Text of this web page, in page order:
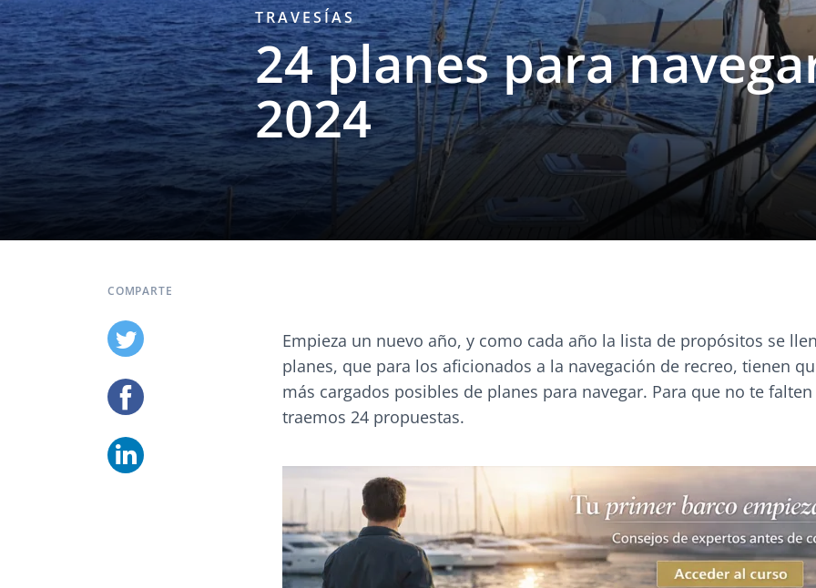
TRAVESÍAS
24 planes para
2024
COMPARTE
Empieza un nuevo año, y como cada año la lista de propósitos se
planes, que para los aficionados a la navegación de recreo, tienen
más cargados posibles de planes para navegar. Para que no te
traemos 24 propuestas.